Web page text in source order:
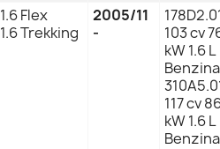
1.6 Flex
1.6 Trekking
2005/11
-
103 cv
kW 1.6 L
Benzina
117 cv
kW 1.6 L
Benzina